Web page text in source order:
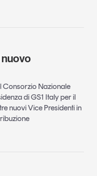
nuovo
Consorzio Nazionale
di GS1 Italy per il
nuovi Vice Presidenti in